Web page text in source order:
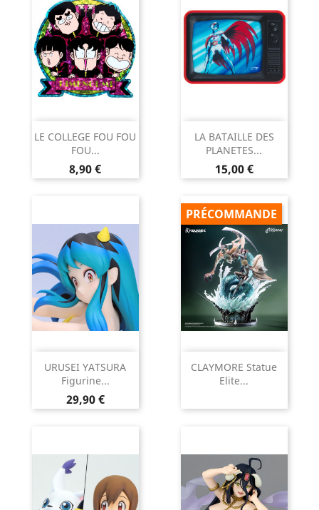
LE COLLEGE FOU FOU
FOU...
Prix
8,90 €
LA BATAILLE DES
PLANETES...
Prix
15,00 €
URUSEI YATSURA
Figurine...
Prix
29,90 €
CLAYMORE Statue
Elite...
PRÉCOMMANDE